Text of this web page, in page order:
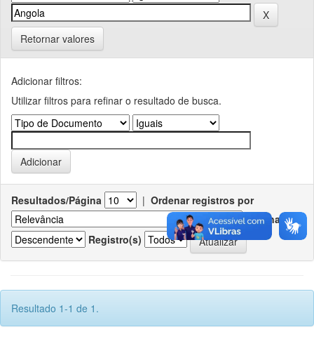
Retornar valores
Adicionar filtros:
Utilizar filtros para refinar o resultado de busca.
Resultados/Página | Ordenar registros por
Ordenar
Registro(s)
Resultado 1-1 de 1.